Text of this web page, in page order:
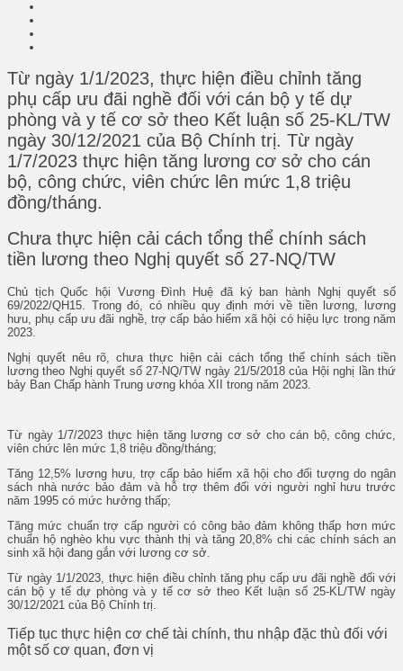
Từ ngày 1/1/2023, thực hiện điều chỉnh tăng
phụ cấp ưu đãi nghề đối với cán bộ y tế dự
phòng và y tế cơ sở theo Kết luận số 25-KL/TW
ngày 30/12/2021 của Bộ Chính trị. Từ ngày
1/7/2023 thực hiện tăng lương cơ sở cho cán
bộ, công chức, viên chức lên mức 1,8 triệu
đồng/tháng.
Chưa thực hiện cải cách tổng thể chính sách
tiền lương theo Nghị quyết số 27-NQ/TW
Chủ tịch Quốc hội Vương Đình Huệ đã ký ban hành Nghị quyết số
69/2022/QH15. Trong đó, có nhiều quy định mới về tiền lương, lương
hưu, phụ cấp ưu đãi nghề, trợ cấp bảo hiểm xã hội có hiệu lực trong năm
2023.
Nghị quyết nêu rõ, chưa thực hiện cải cách tổng thể chính sách tiền
lương theo Nghị quyết số 27-NQ/TW ngày 21/5/2018 của Hội nghị lần thứ
bảy Ban Chấp hành Trung ương khóa XII trong năm 2023.
Từ ngày 1/7/2023 thực hiện tăng lương cơ sở cho cán bộ, công chức,
viên chức lên mức 1,8 triệu đồng/tháng;
Tăng 12,5% lương hưu, trợ cấp bảo hiểm xã hội cho đối tượng do ngân
sách nhà nước bảo đảm và hỗ trợ thêm đối với người nghỉ hưu trước
năm 1995 có mức hưởng thấp;
Tăng mức chuẩn trợ cấp người có công bảo đảm không thấp hơn mức
chuẩn hộ nghèo khu vực thành thị và tăng 20,8% chi các chính sách an
sinh xã hội đang gắn với lương cơ sở.
Từ ngày 1/1/2023, thực hiện điều chỉnh tăng phụ cấp ưu đãi nghề đối với
cán bộ y tế dự phòng và y tế cơ sở theo Kết luận số 25-KL/TW ngày
30/12/2021 của Bộ Chính trị.
Tiếp tục thực hiện cơ chế tài chính, thu nhập đặc thù đối với
một số cơ quan, đơn vị